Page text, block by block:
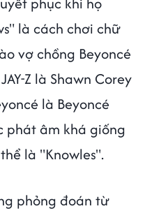
là cách chơi chữ
vợ chồng Beyoncé
Z là Shawn Corey
là Beyoncé
phát âm khá giống
là "Knowles".
phỏng đoán từ